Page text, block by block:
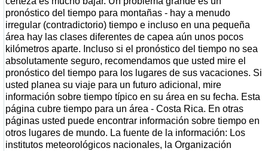
pronóstico del tiempo para montañas - hay a menudo
irregular (contradictorio) tiempo e incluso en una pequeña
área hay las clases diferentes de capea aún unos pocos
kilómetros aparte. Incluso si el pronóstico del tiempo no sea
absolutamente seguro, recomendamos que usted mire el
pronóstico del tiempo para los lugares de sus vacaciones. Si
usted planea su viaje para un futuro adicional, mire
información sobre tiempo típico en su área en su fecha. Esta
página cubre tiempo para un área - Costa Rica. En otras
páginas usted puede encontrar información sobre tiempo en
otros lugares de mundo. La fuente de la información: Los
institutos meteorológicos nacionales, la Organización